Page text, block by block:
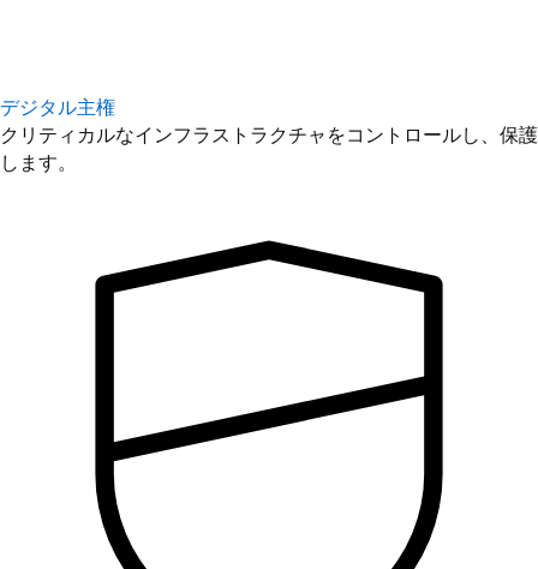
デジタル主権
クリティカルなインフラストラクチャをコントロールし、保護
します。